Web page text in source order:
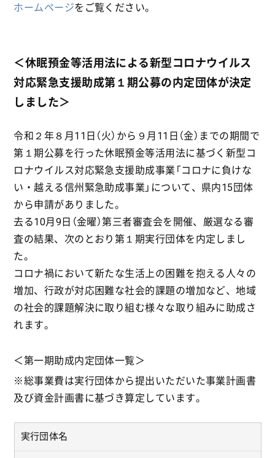
ホームページをご覧ください。
＜休眠預金等活用法による新型コロナウイルス
対応緊急支援助成第１期公募の内定団体が決定
しました＞
令和２年８月11日（火）から９月11日（金）までの期間で
第１期公募を行った休眠預金等活用法に基づく新型コ
ロナウイルス対応緊急支援助成事業「コロナに負けな
い・越える信州緊急助成事業」について、県内15団体
から申請がありました。
去る10月9日（金曜）第三者審査会を開催、厳選なる審
査の結果、次のとおり第１期実行団体を内定しまし
た。
コロナ禍において新たな生活上の困難を抱える人々の
増加、行政が対応困難な社会的課題の増加など、地域
の社会的課題解決に取り組む様々な取り組みに助成さ
れます。
＜第一期助成内定団体一覧＞
※総事業費は実行団体から提出いただいた事業計画書
及び資金計画書に基づき算定しています。
実行団体名